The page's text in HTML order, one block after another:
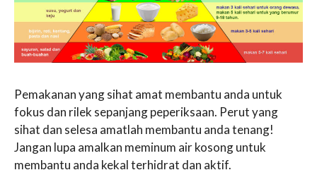
Pemakanan yang sihat amat membantu anda untuk
fokus dan rilek sepanjang peperiksaan. Perut yang
sihat dan selesa amatlah membantu anda tenang!
Jangan lupa amalkan meminum air kosong untuk
membantu anda kekal terhidrat dan aktif.